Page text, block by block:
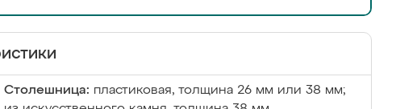
Столешница: пластиковая, толщина 26 мм или 38 мм;